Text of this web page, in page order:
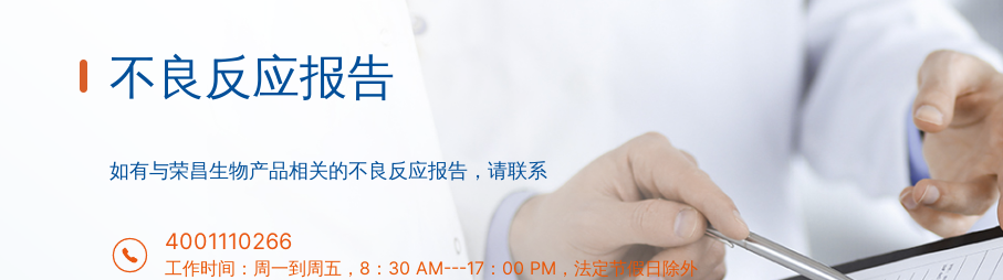
不良反应报告
如有与荣昌生物产品相关的不良反应报告，请联系
4001110266
工作时间：周一到周五，8：30 AM---17：00 PM，法定节假日除外